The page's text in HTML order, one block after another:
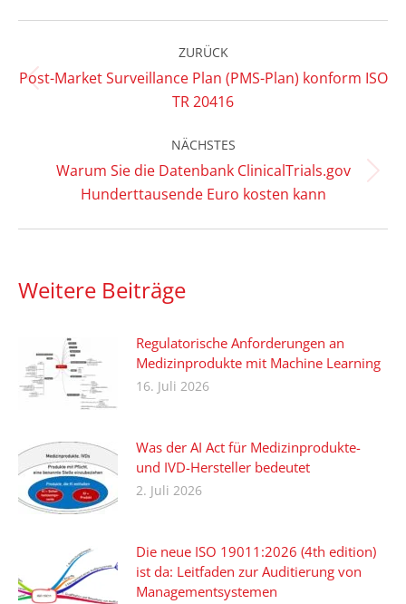
Kommentarnavigation
ZURÜCK
Vorheriger
Beitrag:
Post-Market Surveillance Plan (PMS-Plan) konform ISO
TR 20416
NÄCHSTES
Nächster
Beitrag:
Warum Sie die Datenbank ClinicalTrials.gov
Hunderttausende Euro kosten kann
Weitere Beiträge
Regulatorische Anforderungen an
Medizinprodukte mit Machine Learning
16. Juli 2026
Was der AI Act für Medizinprodukte-
und IVD-Hersteller bedeutet
2. Juli 2026
Die neue ISO 19011:2026 (4th edition)
ist da: Leitfaden zur Auditierung von
Managementsystemen